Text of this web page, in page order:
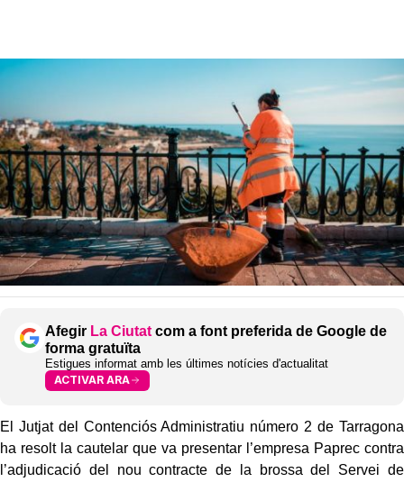
Afegir La Ciutat com a font preferida de Google de
forma gratuïta
Estigues informat amb les últimes notícies d'actualitat
ACTIVAR ARA
El Jutjat del Contenciós Administratiu número 2 de Tarragona
ha resolt la cautelar que va presentar l’empresa Paprec contra
l’adjudicació del nou contracte de la brossa del Servei de